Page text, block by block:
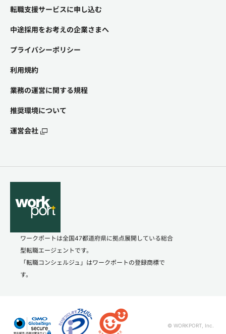
転職支援サービスに申し込む
中途採用をお考えの企業さまへ
プライバシーポリシー
利用規約
業務の運営に関する規程
推奨環境について
運営会社
ワークポートは全国47都道府県に拠点展開している総合
型転職エージェントです。
「転職コンシェルジュ」はワークポートの登録商標で
す。
© WORKPORT, Inc.